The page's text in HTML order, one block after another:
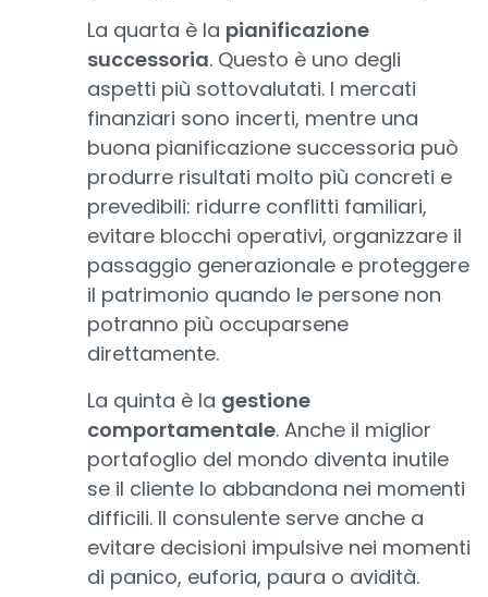
La quarta è la pianificazione
successoria. Questo è uno degli
aspetti più sottovalutati. I mercati
finanziari sono incerti, mentre una
buona pianificazione successoria può
produrre risultati molto più concreti e
prevedibili: ridurre conflitti familiari,
evitare blocchi operativi, organizzare il
passaggio generazionale e proteggere
il patrimonio quando le persone non
potranno più occuparsene
direttamente.
La quinta è la gestione
comportamentale. Anche il miglior
portafoglio del mondo diventa inutile
se il cliente lo abbandona nei momenti
difficili. Il consulente serve anche a
evitare decisioni impulsive nei momenti
di panico, euforia, paura o avidità.